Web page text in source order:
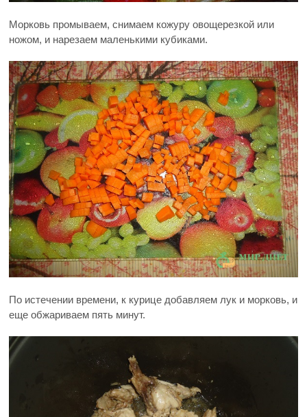
Морковь промываем, снимаем кожуру овощерезкой или
ножом, и нарезаем маленькими кубиками.
По истечении времени, к курице добавляем лук и морковь, и
еще обжариваем пять минут.